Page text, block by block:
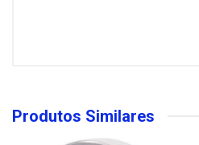
Produtos Similares